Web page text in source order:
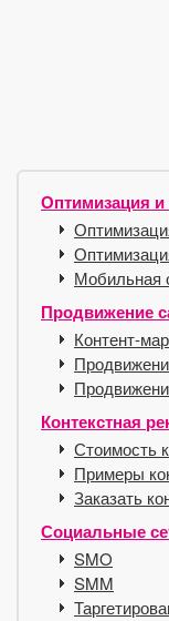
Оптимизация
Мобильная
Продвижение
Контент-
Контекстная
Стоимость
Примеры
Заказать
Социальные
SMO
SMM